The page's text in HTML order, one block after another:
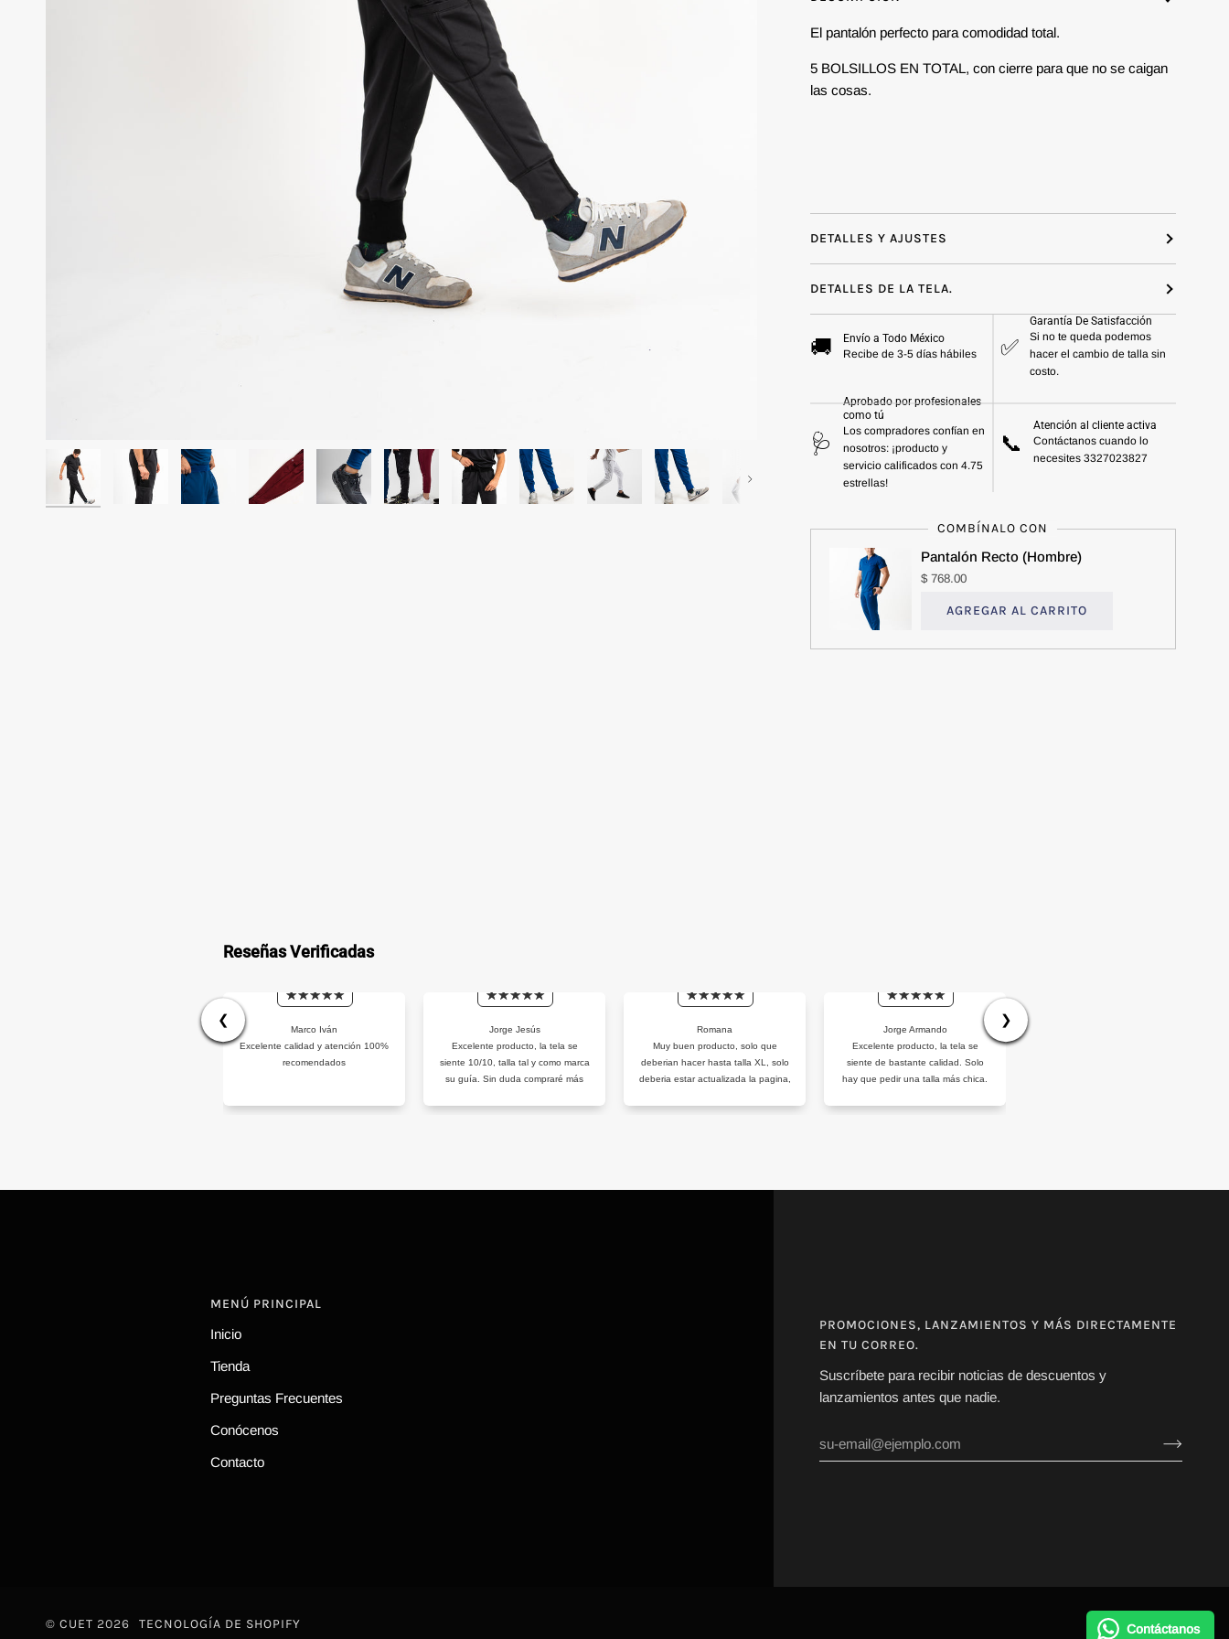
Próxima
El pantalón perfecto para comodidad total.
5 BOLSILLOS EN TOTAL, con cierre para que no se caigan
las cosas.
DETALLES Y AJUSTES
DETALLES DE LA TELA.
🚚
Envío a Todo México
Recibe de 3-5 días hábiles
✅
Garantía De Satisfacción
Si no te queda podemos
hacer el cambio de talla sin
costo.
🩺
Aprobado por profesionales
como tú
Los compradores confían en
nosotros: ¡producto y
servicio calificados con 4.75
estrellas!
📞
Atención al cliente activa
Contáctanos cuando lo
necesites 3327023827
COMBÍNALO CON
Pantalón Recto (Hombre)
$ 768.00
AGREGAR AL CARRITO
Reseñas Verificadas
❮ ❯
Marco Iván
Excelente calidad y atención 100%
recomendados
Jorge Jesús
Excelente producto, la tela se
siente 10/10, talla tal y como marca
su guía. Sin duda compraré más
Romana
Muy buen producto, solo que
deberian hacer hasta talla XL, solo
deberia estar actualizada la pagina,
Jorge Armando
Excelente producto, la tela se
siente de bastante calidad. Solo
hay que pedir una talla más chica.
PROMOCIONES, LANZAMIENTOS Y MÁS DIRECTAMENTE
EN TU CORREO.
Suscríbete para recibir noticias de descuentos y
lanzamientos antes que nadie.
MENÚ PRINCIPAL
Inicio
Tienda
Preguntas Frecuentes
Conócenos
Contacto
© CUET 2026 TECNOLOGÍA DE SHOPIFY Contáctanos